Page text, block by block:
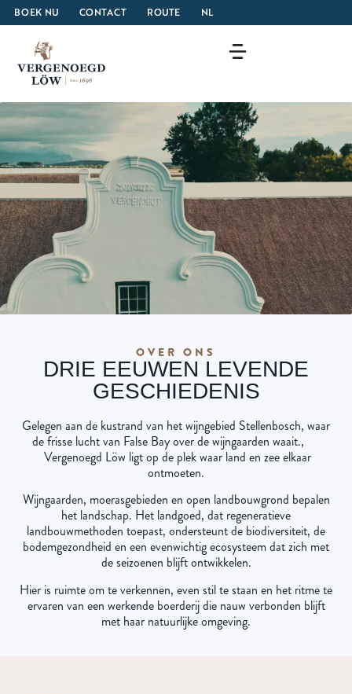
BOEK NU CONTACT ROUTE NL
OVER ONS
DRIE EEUWEN LEVENDE
GESCHIEDENIS
Gelegen aan de kustrand van het wijngebied Stellenbosch, waar
de frisse lucht van False Bay over de wijngaarden waait.,
Vergenoegd Löw ligt op de plek waar land en zee elkaar
ontmoeten.
Wijngaarden, moerasgebieden en open landbouwgrond bepalen
het landschap. Het landgoed, dat regeneratieve
landbouwmethoden toepast, ondersteunt de biodiversiteit, de
bodemgezondheid en een evenwichtig ecosysteem dat zich met
de seizoenen blijft ontwikkelen.
Hier is ruimte om te verkennen, even stil te staan en het ritme te
ervaren van een werkende boerderij die nauw verbonden blijft
met haar natuurlijke omgeving.